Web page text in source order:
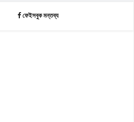
ফেইসবুক মন্তব্য